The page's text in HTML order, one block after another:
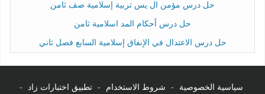
حل درس مؤمن ال يس تربية إسلامية صف ثامن
حل درس أحكام المد اسلامية ثامن
حل درس الاعتدال في الإنفاق إسلامية السابع فصل ثاني
سياسية الخصوصية - شروط الاستخدام - تطبيق اختبارات زاد -